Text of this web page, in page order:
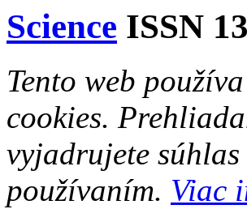
Science ISSN
Tento web
cookies.
vyjadrujete súhlas
používaním. Viac